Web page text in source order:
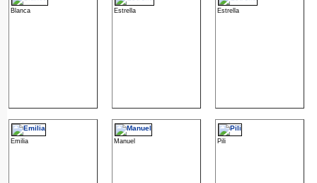
Blanca Estrella Estrella
Emilia Manuel Pili